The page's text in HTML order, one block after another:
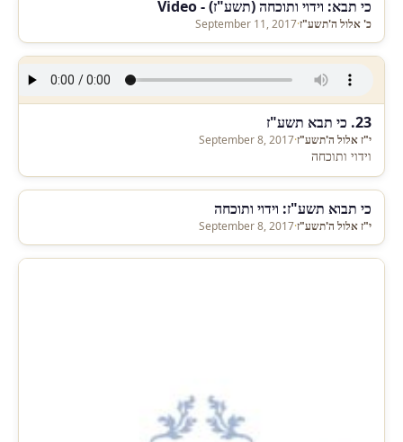
כי תבא: וידוי ותוכחה (תשע"ז) - Video
כ' אלול ה'תשע"ז·
September 11, 2017
23. כי תבא תשע"ז
י"ז אלול ה'תשע"ז·
September 8, 2017
וידוי ותוכחה
כי תבוא תשע"ז: וידוי ותוכחה
י"ז אלול ה'תשע"ז·
September 8, 2017